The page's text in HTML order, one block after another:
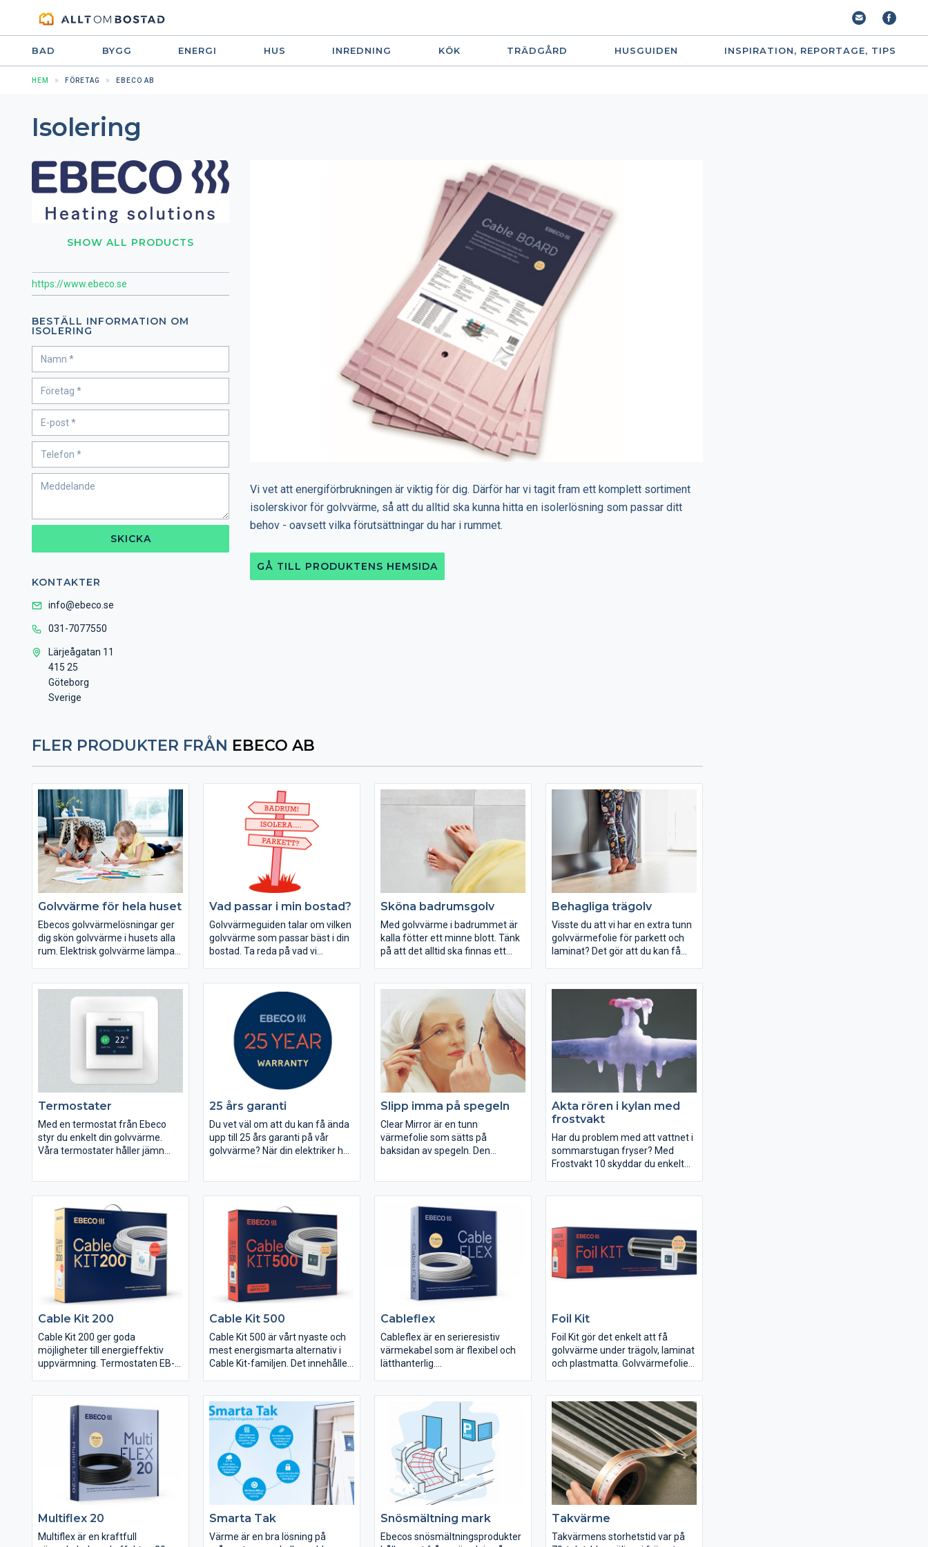
BAD BYGG ENERGI HUS INREDNING KÖK TRÄDGÅRD HUSGUIDEN INSPIRATION, REPORTAGE, TIPS
HEM FÖRETAG EBECO AB
Isolering
SHOW ALL PRODUCTS
https://www.ebeco.se
BESTÄLL INFORMATION OM
ISOLERING
SKICKA
KONTAKTER
info@ebeco.se
031-7077550
Lärjeågatan 11
415 25
Göteborg
Sverige
Vi vet att energiförbrukningen är viktig för dig. Därför har vi tagit fram ett komplett sortiment
isolerskivor för golvvärme, så att du alltid ska kunna hitta en isolerlösning som passar ditt
behov - oavsett vilka förutsättningar du har i rummet.
GÅ TILL PRODUKTENS HEMSIDA
FLER PRODUKTER FRÅN EBECO AB
Golvvärme för hela huset
Ebecos golvvärmelösningar ger
dig skön golvvärme i husets alla
rum. Elektrisk golvvärme lämpar
arbeten. Det är en enkel, snabb,
billig och isolerad installation
jämfört med många andra
värmesystem som kräver större
Vad passar i min bostad?
Golvvärmeguiden talar om vilken
golvvärme som passar bäst i din
bostad. Ta reda på vad vi
Sköna badrumsgolv
Med golvvärme i badrummet är
kalla fötter ett minne blott. Tänk
på att det alltid ska finnas ett
golvvärme eller inte. Golvvärmen
läggs alltid under tätskiktet och
hamnar alltså i den torra delen av
golvet. Det finns tydliga
branschregler för
våtrumsarbeten och tätskikt som
måste följas.
Behagliga trägolv
Visste du att vi har en extra tunn
golvvärmefolie för parkett och
laminat? Det gör att du kan få
och alltid tillsamman med
isolerskivan Ebisol.
Termostater
Med en termostat från Ebeco
styr du enkelt din golvvärme.
Våra termostater håller jämn
så låg nivå som möjligt.
25 års garanti
Du vet väl om att du kan få ända
upp till 25 års garanti på vår
golvvärme? När din elektriker har
registrerar din golvvärme på vår
hemsida får du 25 års garanti.
Observera att termostaten
fortfarande har 5 års garanti och
att du måste registrera din
förlängda garanti inom 3
månader från
Slipp imma på spegeln
Clear Mirror är en tunn
värmefolie som sätts på
baksidan av spegeln. Den
Akta rören i kylan med
frostvakt
Har du problem med att vattnet i
sommarstugan fryser? Med
Frostvakt 10 skyddar du enkelt
kontakten kan du själv ansluta
Frostvakten till ett jordat uttag
via jordfelsbrytare.
Cable Kit 200
Cable Kit 200 ger goda
möjligheter till energieffektiv
uppvärmning. Termostaten EB-
för hemmiljö och ett för
kontorsmiljö.
Cable Kit 500
Cable Kit 500 är vårt nyaste och
mest energismarta alternativ i
Cable Kit-familjen. Det innehåller
som dessutom är förberedd för
Wifi. Med hjälp av tillbehöret EB-
Connect Wifi går golvvärmen att
styra med mobilen.
Cableflex
Cableflex är en serieresistiv
värmekabel som är flexibel och
lätthanterlig.
är till för förläggning under
klinker, naturstensgolv och
plastmattor. Den kan även
förläggas direkt på brännbart
material.
Foil Kit
Foil Kit gör det enkelt att få
golvvärme under trägolv, laminat
och plastmatta. Golvvärmefolien
isolerskivan Ebisol för bästa
resultat. I paketet ingår EB-
Therm 500 som är en stilren och
modern golvvärmetermostat
som dessutom är förberedd för
Wifi. Med hjälp av tillbehöret EB-
Connect Wifi går golvvärmen att
styra med mobilen.
Multiflex 20
Multiflex är en kraftfull
Smarta Tak
Värme är en bra lösning på
Snösmältning mark
Ebecos snösmältningsprodukter
Takvärme
Takvärmens storhetstid var på